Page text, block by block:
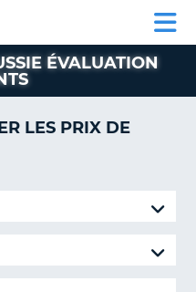
CLIENT
ÉVALUATION
LES PRIX DE